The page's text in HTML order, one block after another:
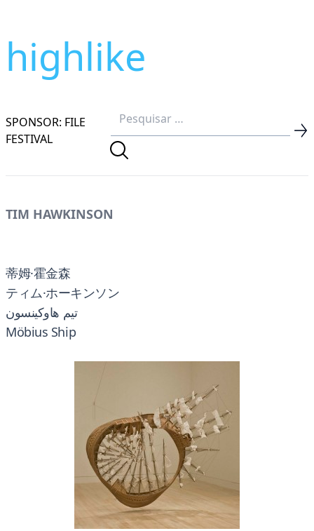
highlike
SPONSOR: FILE
FESTIVAL
TIM HAWKINSON
蒂姆·霍金森
ティム·ホーキンソン
تيم هاوكينسون
Möbius Ship